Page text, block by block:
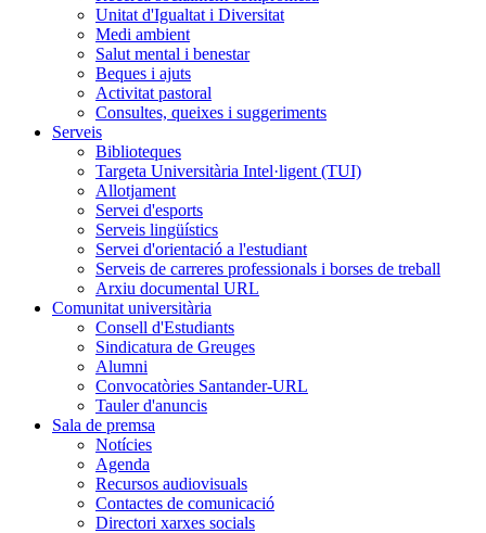
Unitat d'Igualtat i Diversitat
Medi ambient
Salut mental i benestar
Beques i ajuts
Activitat pastoral
Consultes, queixes i suggeriments
Serveis
Biblioteques
Targeta Universitària Intel·ligent (TUI)
Allotjament
Servei d'esports
Serveis lingüístics
Servei d'orientació a l'estudiant
Serveis de carreres professionals i borses de treball
Arxiu documental URL
Comunitat universitària
Consell d'Estudiants
Sindicatura de Greuges
Alumni
Convocatòries Santander-URL
Tauler d'anuncis
Sala de premsa
Notícies
Agenda
Recursos audiovisuals
Contactes de comunicació
Directori xarxes socials